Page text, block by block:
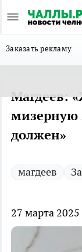
Заказать рекламу
Магдеев:
мизерную
должен»
магдеев
27 марта 2025